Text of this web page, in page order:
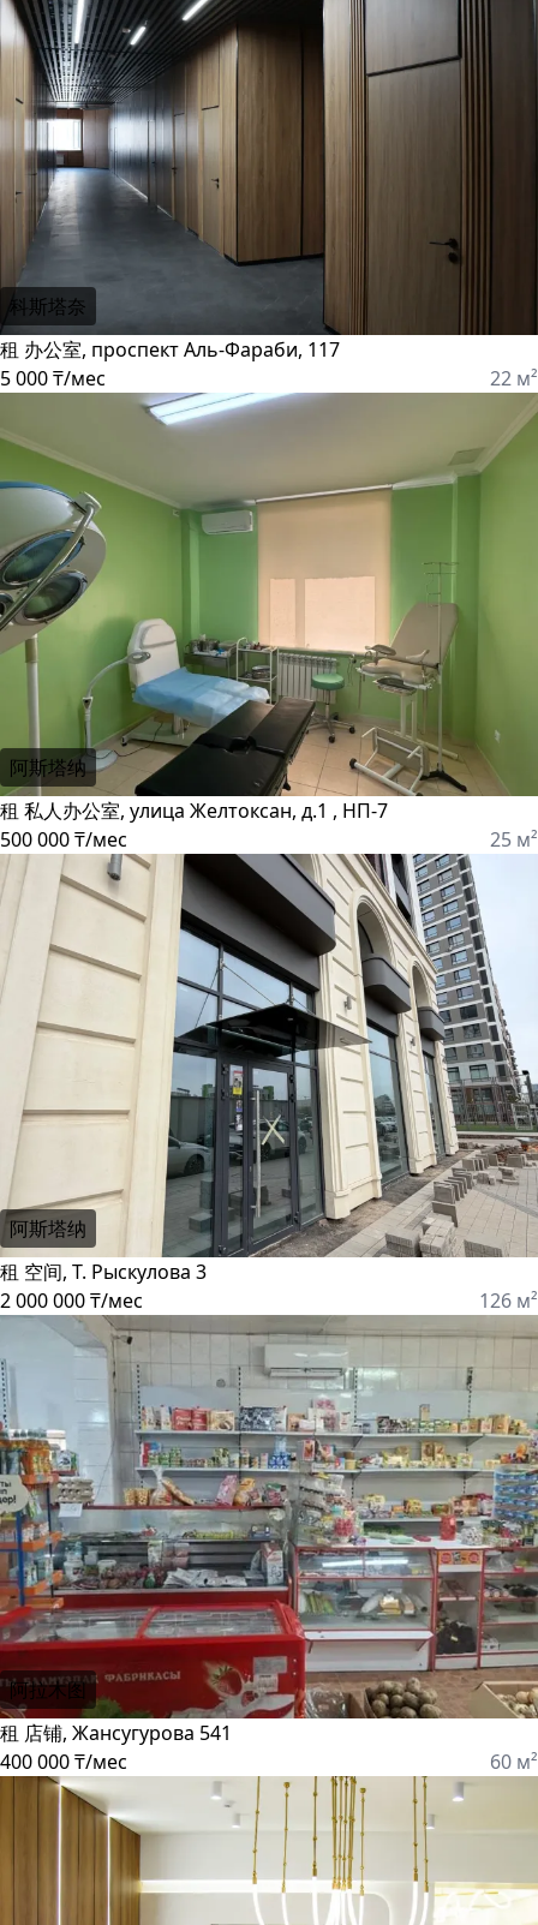
科斯塔奈
租 办公室, проспект Аль-Фараби, 117
5 000 ₸/мес
22 м²
阿斯塔纳
租 私人办公室, улица Желтоксан, д.1 , НП-7
500 000 ₸/мес
25 м²
阿斯塔纳
租 空间, Т. Рыскулова 3
2 000 000 ₸/мес
126 м²
阿拉木图
租 店铺, Жансугурова 541
400 000 ₸/мес
60 м²